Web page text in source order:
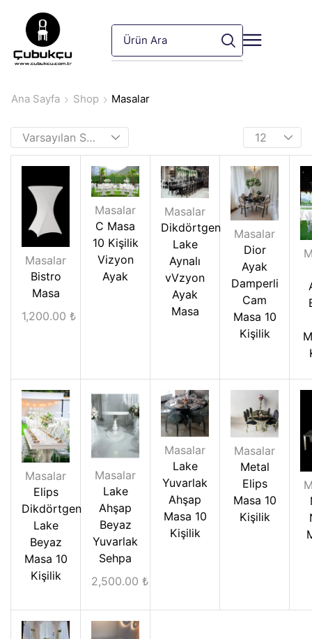
Ana Sayfa Shop Masalar
Masalar
Bistro
Masa
1,200.00 ₺
Masalar
C Masa
10 Kişilik
Vizyon
Ayak
Masalar
Dikdörtgen
Lake
Aynalı
vVzyon
Ayak
Masa
Masalar
Dior
Ayak
Damperli
Cam
Masa 10
Kişilik
Masalar
Elips
Dikdörtgen
Lake
Beyaz
Masa 10
Kişilik
Masalar
Lake
Ahşap
Beyaz
Yuvarlak
Sehpa
2,500.00 ₺
Masalar
Lake
Yuvarlak
Ahşap
Masa 10
Kişilik
Masalar
Metal
Elips
Masa 10
Kişilik